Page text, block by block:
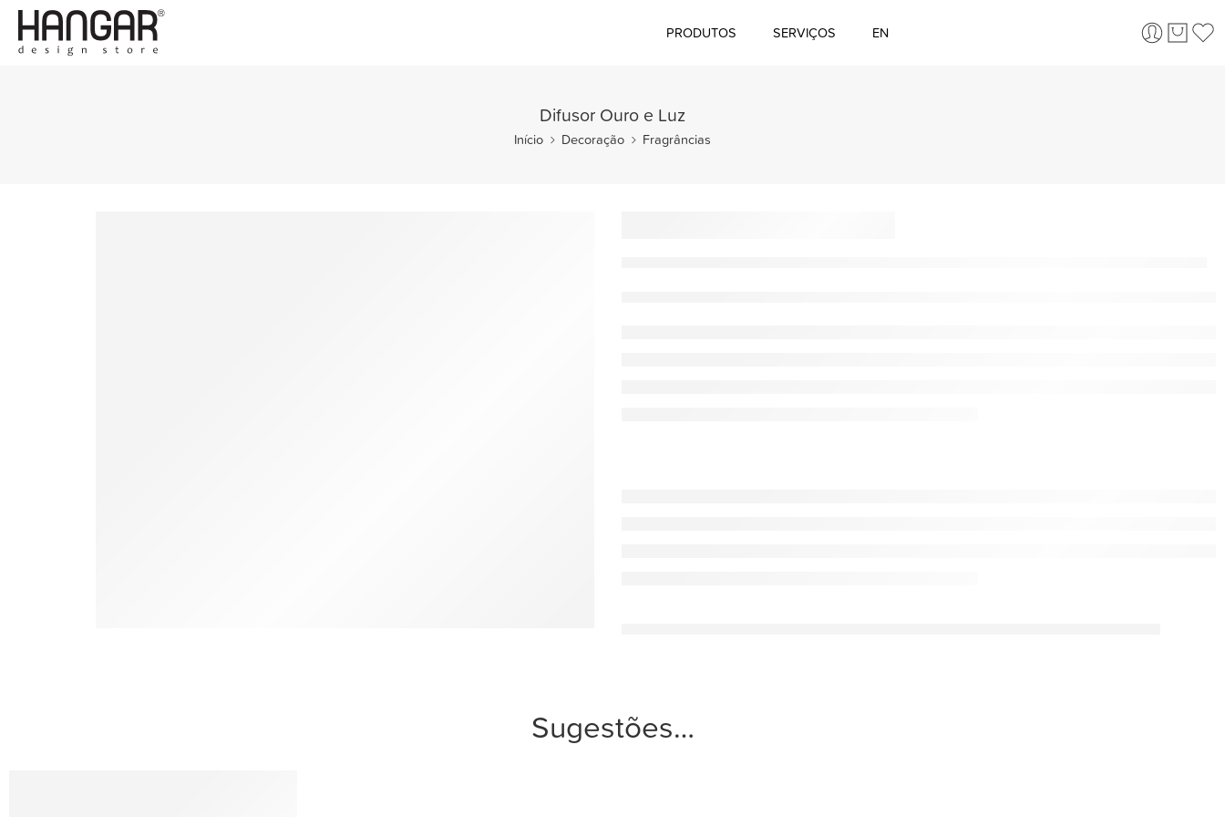
PRODUTOS SERVIÇOS EN
Difusor Ouro e Luz
Início Decoração Fragrâncias
Sugestões…